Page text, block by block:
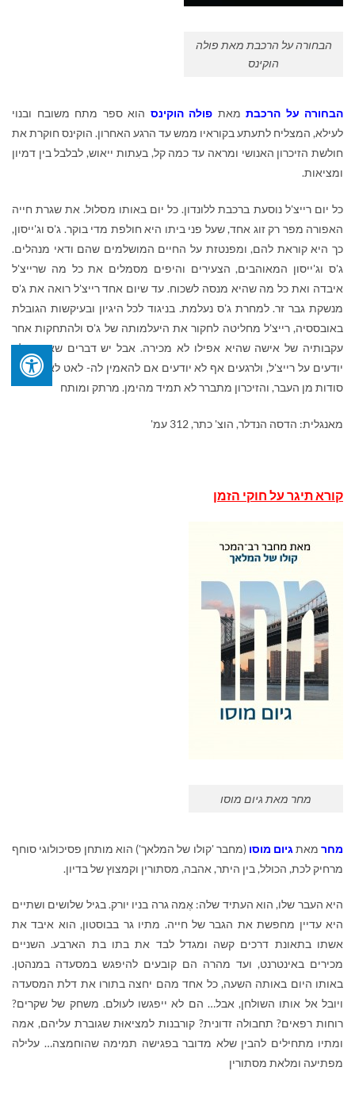
הבחורה על הרכבת מאת פולה
הוקינס
הבחורה על הרכבת מאת פולה הוקינס הוא ספר מתח משובח ובנוי
לעילא, המצליח לתעתע בקוראיו ממש עד הרגע האחרון. הוקינס חוקרת את
חולשת הזיכרון האנושי ומראה עד כמה קל, בעִתות ייאוש, לבלבל בין דמיון
ומציאות.
כל יום רייצ'ל נוסעת ברכבת ללונדון. כל יום באותו מסלול. את שגרת חייה
האפורה מפר רק זוג אחד, שעל פני ביתו היא חולפת מדי בוקר. ג'ס וג'ייסון,
כך היא קוראת להם, ומפנטזת על החיים המושלמים שהם ודאי מנהלים.
ג'ס וג'ייסון המאוהבים, הצעירים והיפים מסמלים את כל מה שרייצ'ל
איבדה ואת כל מה שהיא מנסה לשכוח. עד שיום אחד רייצ'ל רואה את ג'ס
מנשקת גבר זר. למחרת ג'ס נעלמת. בניגוד לכל היגיון ובעיקשות הגובלת
באובססיה, רייצ'ל מחליטה לחקור את היעלמותה של ג'ס ולהתחקות אחר
עקבותיה של אישה שהיא אפילו לא מכירה. אבל יש דברים שאנחנו לא
יודעים על רייצ'ל, ולרגעים אף לא יודעים אם להאמין לה- לאט לאט נגלים
סודות מן העבר, והזיכרון מתברר לא תמיד מהימן. מרתק ומותח
מאנגלית: הדסה הנדלר, הוצ' כתר, 312 עמ'
קורא תיגר על חוקי הזמן
מחר מאת גיום מוסו
מחר מאת גיום מוסו (מחבר 'קולו של המלאך') הוא מותחן פסיכולוגי סוחף
מרחיק לכת, הכולל, בין היתר, אהבה, מסתורין וקמצוץ של בדיון.
היא העבר שלו, הוא העתיד שלה: אֶמה גרה בניו יורק. בגיל שלושים ושתיים
היא עדיין מחפשת את הגבר של חייה. מתיו גר בבוסטון, הוא איבד את
אשתו בתאונת דרכים קשה ומגדל לבד את בתו בת הארבע. השניים
מכירים באינטרנט, ועד מהרה הם קובעים להיפגש במסעדה במנהטן.
באותו היום באותה השעה, כל אחד מהם יחצה בתורו את דלת המסעדה
ויובל אל אותו השולחן, אבל… הם לא ייפגשו לעולם. משחק של שקרים?
רוחות רפאים? תחבולה זדונית? קורבנות למציאוּת שגוברת עליהם, אמה
ומתיו מתחילים להבין שלא מדובר בפגישה תמימה שהוחמצה… עלילה
מפתיעה ומלאת מסתורין